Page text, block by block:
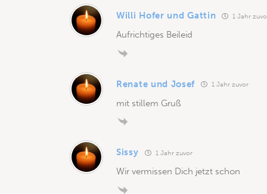
Willi Hofer und Gattin 1 Jahr
Aufrichtiges Beileid
Renate und Josef 1 Jahr zuvor
mit stillem Gruß
Sissy 1 Jahr zuvor
Wir vermissen Dich jetzt schon